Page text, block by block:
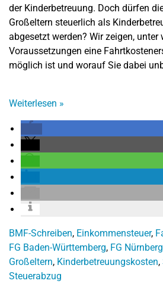
der Kinderbetreuung. Doch dürfen
Großeltern steuerlich als
abgesetzt werden? Wir zeigen, unter
Voraussetzungen eine
möglich ist und worauf Sie dabei
Weiterlesen »
BMF-Schreiben, Einkommensteuer,
FG Baden-Württemberg, FG Nürnberg
Großeltern, Kinderbetreuungskosten,
Steuerabzug